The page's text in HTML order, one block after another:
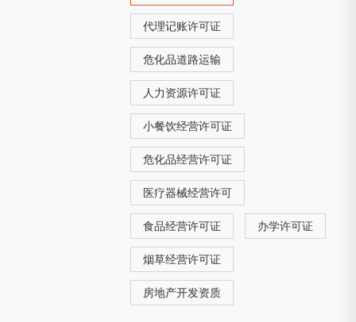
代理记账许可证
危化品道路运输
人力资源许可证
小餐饮经营许可证
危化品经营许可证
医疗器械经营许可
食品经营许可证 办学许可证
烟草经营许可证
房地产开发资质